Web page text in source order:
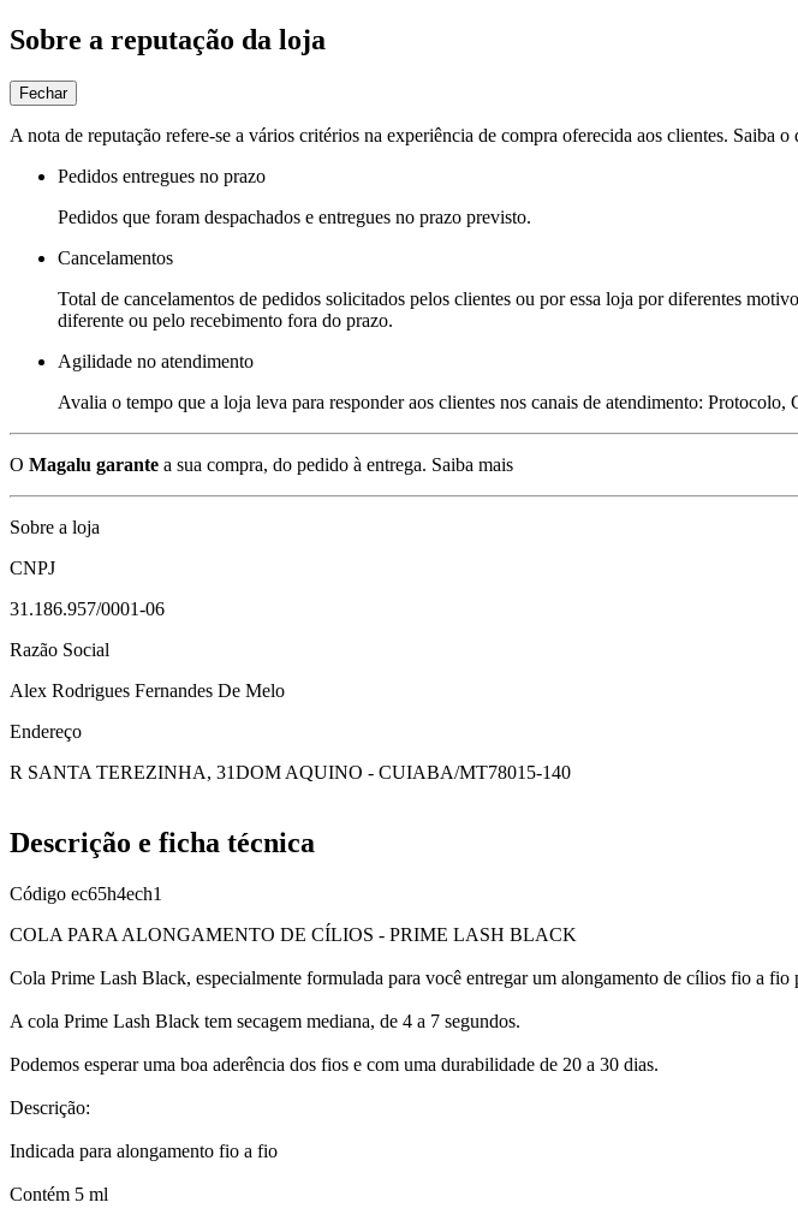
Sobre a reputação da loja
Fechar
A nota de reputação refere-se a vários critérios na experiência de compra oferecida aos clientes. Saiba o
Pedidos entregues no prazo
Pedidos que foram despachados e entregues no prazo previsto.
Cancelamentos
Total de cancelamentos de pedidos solicitados pelos clientes ou por essa loja por diferentes
diferente ou pelo recebimento fora do prazo.
Agilidade no atendimento
Avalia o tempo que a loja leva para responder aos clientes nos canais de atendimento: Protocolo,
O Magalu garante a sua compra, do pedido à entrega. Saiba mais
Sobre a loja
CNPJ
31.186.957/0001-06
Razão Social
Alex Rodrigues Fernandes De Melo
Endereço
R SANTA TEREZINHA, 31DOM AQUINO - CUIABA/MT78015-140
Descrição e ficha técnica
Código ec65h4ech1
COLA PARA ALONGAMENTO DE CÍLIOS - PRIME LASH BLACK
Cola Prime Lash Black, especialmente formulada para você entregar um alongamento de cílios fio a fio
A cola Prime Lash Black tem secagem mediana, de 4 a 7 segundos.
Podemos esperar uma boa aderência dos fios e com uma durabilidade de 20 a 30 dias.
Descrição:
Indicada para alongamento fio a fio
Contém 5 ml